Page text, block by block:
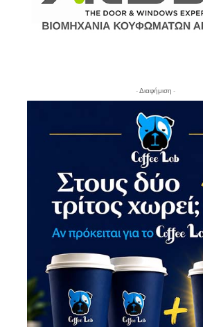
- Διαφήμιση -